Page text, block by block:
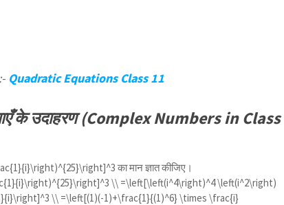
Quadratic Equations Class 11
के उदाहरण (Complex Numbers in Class
का मान ज्ञात कीजिए।
\\ =\left[\left(i^4\right)^4 \left(i^2\right)
\\ =\left[(1)(-1)+\frac{1}{(1)^6} \times \frac{i}